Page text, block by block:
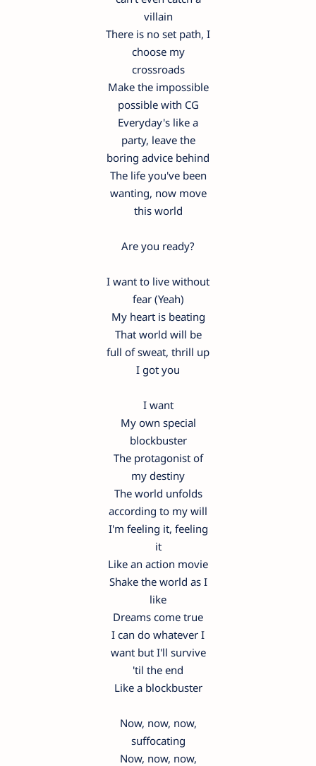
villain
There is no set path, I
choose my
crossroads
Make the impossible
possible with CG
Everyday's like a
party, leave the
boring advice behind
The life you've been
wanting, now move
this world
Are you ready?
I want to live without
fear (Yeah)
My heart is beating
That world will be
full of sweat, thrill up
I got you
I want
My own special
blockbuster
The protagonist of
my destiny
The world unfolds
according to my will
I'm feeling it, feeling
it
Like an action movie
Shake the world as I
like
Dreams come true
I can do whatever I
want but I'll survive
'til the end
Like a blockbuster
Now, now, now,
suffocating
Now, now, now,